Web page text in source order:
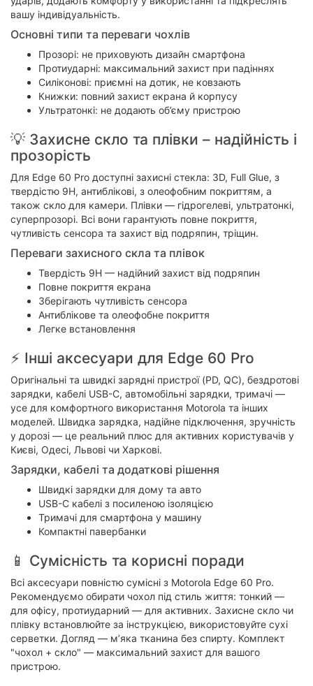
вашу індивідуальність.
Основні типи та переваги чохлів
Прозорі: не приховують дизайн смартфона
Протиударні: максимальний захист при падіннях
Силіконові: приємні на дотик, не ковзають
Книжки: повний захист екрана й корпусу
Ультратонкі: не додають об’єму пристрою
💡 Захисне скло та плівки – надійність і
прозорість
Для Edge 60 Pro доступні захисні стекла: 3D, Full Glue, з
твердістю 9H, антиблікові, з олеофобним покриттям, а
також скло для камери. Плівки — гідрогелеві, ультратонкі,
суперпрозорі. Всі вони гарантують повне покриття,
чутливість сенсора та захист від подряпин, тріщин.
Переваги захисного скла та плівок
Твердість 9H — надійний захист від подряпин
Повне покриття екрана
Зберігають чутливість сенсора
Антиблікове та олеофобне покриття
Легке встановлення
⚡ Інші аксесуари для Edge 60 Pro
Оригінальні та швидкі зарядні пристрої (PD, QC), бездротові
зарядки, кабелі USB-C, автомобільні зарядки, тримачі —
усе для комфортного використання Motorola та інших
моделей. Швидка зарядка, надійне підключення, зручність
у дорозі — це реальний плюс для активних користувачів у
Києві, Одесі, Львові чи Харкові.
Зарядки, кабелі та додаткові рішення
Швидкі зарядки для дому та авто
USB-C кабелі з посиленою ізоляцією
Тримачі для смартфона у машину
Компактні павербанки
📱 Сумісність та корисні поради
Всі аксесуари повністю сумісні з Motorola Edge 60 Pro.
Рекомендуємо обирати чохол під стиль життя: тонкий —
для офісу, протиударний — для активних. Захисне скло чи
плівку встановлюйте за інструкцією, використовуйте сухі
серветки. Догляд — м’яка тканина без спирту. Комплект
"чохол + скло" — максимальний захист для вашого
пристрою.